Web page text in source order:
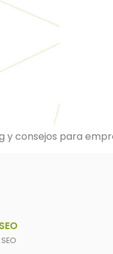
y consejos para